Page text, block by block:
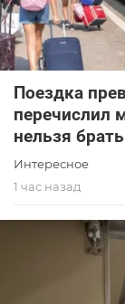
Поездка
перечислил
нельзя
Интересное
1 час назад